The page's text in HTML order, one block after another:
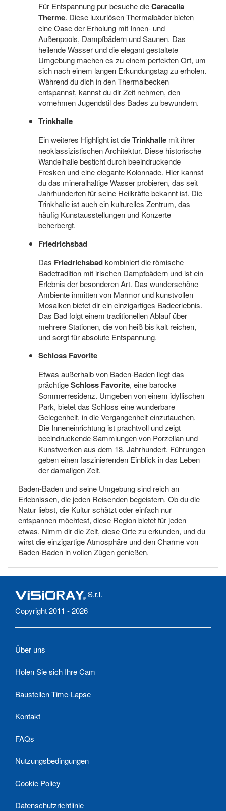
Für Entspannung pur besuche dieCaracalla
Therme. Diese luxuriösen Thermalbäder bieten
eine Oase der Erholung mit Innen- und
Außenpools, Dampfbädern und Saunen. Das
heilende Wasser und die elegant gestaltete
Umgebung machen es zu einem perfekten Ort, um
sich nach einem langen Erkundungstag zu erholen.
Während du dich in den Thermalbecken
entspannst, kannst du dir Zeit nehmen, den
vornehmen Jugendstil des Bades zu bewundern.
Trinkhalle
Ein weiteres Highlight ist dieTrinkhalle mit ihrer
neoklassizistischen Architektur. Diese historische
Wandelhalle besticht durch beeindruckende
Fresken und eine elegante Kolonnade. Hier kannst
du das mineralhaltige Wasser probieren, das seit
Jahrhunderten für seine Heilkräfte bekannt ist. Die
Trinkhalle ist auch ein kulturelles Zentrum, das
häufig Kunstausstellungen und Konzerte
beherbergt.
Friedrichsbad
Das Friedrichsbadkombiniert die römische
Badetradition mit irischen Dampfbädern und ist ein
Erlebnis der besonderen Art. Das wunderschöne
Ambiente inmitten von Marmor und kunstvollen
Mosaiken bietet dir ein einzigartiges Badeerlebnis.
Das Bad folgt einem traditionellen Ablauf über
mehrere Stationen, die von heiß bis kalt reichen,
und sorgt für absolute Entspannung.
Schloss Favorite
Etwas außerhalb von Baden-Baden liegt das
prächtigeSchloss Favorite, eine barocke
Sommerresidenz. Umgeben von einem idyllischen
Park, bietet das Schloss eine wunderbare
Gelegenheit, in die Vergangenheit einzutauchen.
Die Inneneinrichtung ist prachtvoll und zeigt
beeindruckende Sammlungen von Porzellan und
Kunstwerken aus dem 18. Jahrhundert. Führungen
geben einen faszinierenden Einblick in das Leben
der damaligen Zeit.
Baden-Baden und seine Umgebung sind reich an
Erlebnissen, die jeden Reisenden begeistern. Ob du die
Natur liebst, die Kultur schätzt oder einfach nur
entspannen möchtest, diese Region bietet für jeden
etwas. Nimm dir die Zeit, diese Orte zu erkunden, und du
wirst die einzigartige Atmosphäre und den Charme von
Baden-Baden in vollen Zügen genießen.
S.r.l.
Copyright 2011 - 2026
Über uns
Holen Sie sich Ihre Cam
Baustellen Time-Lapse
Kontakt
FAQs
Nutzungsbedingungen
Cookie Policy
Datenschutzrichtlinie